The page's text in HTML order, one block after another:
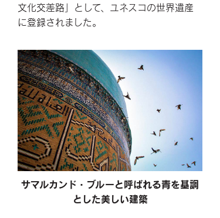
文化交差路」として、ユネスコの世界遺産
に登録されました。
サマルカンド・ブルーと呼ばれる青を基調
とした美しい建築